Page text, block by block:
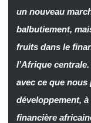
un nouveau
balbutiement,
fruits dans le
l’Afrique
avec ce que
développement,
financière